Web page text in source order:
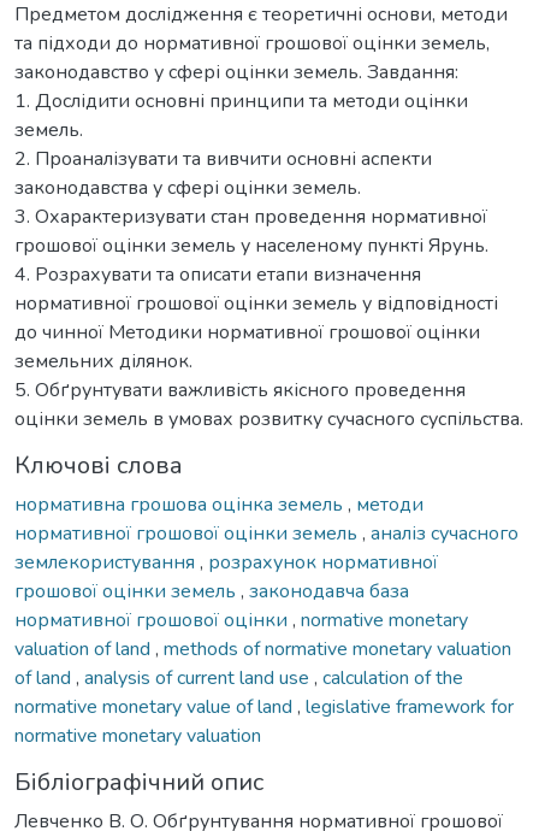
Предметом дослідження є теоретичні основи, методи
та підходи до нормативної грошової оцінки земель,
законодавство у сфері оцінки земель. Завдання:
1. Дослідити основні принципи та методи оцінки
земель.
2. Проаналізувати та вивчити основні аспекти
законодавства у сфері оцінки земель.
3. Охарактеризувати стан проведення нормативної
грошової оцінки земель у населеному пункті Ярунь.
4. Розрахувати та описати етапи визначення
нормативної грошової оцінки земель у відповідності
до чинної Методики нормативної грошової оцінки
земельних ділянок.
5. Обґрунтувати важливість якісного проведення
оцінки земель в умовах розвитку сучасного суспільства.
Ключові слова
нормативна грошова оцінка земель , методи
нормативної грошової оцінки земель , аналіз сучасного
землекористування , розрахунок нормативної
грошової оцінки земель , законодавча база
нормативної грошової оцінки , normative monetary
valuation of land , methods of normative monetary valuation
of land , analysis of current land use , calculation of the
normative monetary value of land , legislative framework for
normative monetary valuation
Бібліографічний опис
Левченко В. О. Обґрунтування нормативної грошової